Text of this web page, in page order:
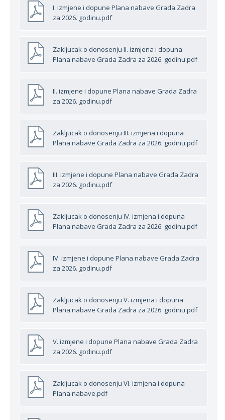
I. izmjene i dopune Plana nabave Grada Zadra
za 2026. godinu.pdf
Zakljucak o donosenju II. izmjena i dopuna
Plana nabave Grada Zadra za 2026. godinu.pdf
II. izmjene i dopune Plana nabave Grada Zadra
za 2026. godinu.pdf
Zakljucak o donosenju III. izmjena i dopuna
Plana nabave Grada Zadra za 2026. godinu.pdf
III. izmjene i dopune Plana nabave Grada Zadra
za 2026. godinu.pdf
Zakljucak o donosenju IV. izmjena i dopuna
Plana nabave Grada Zadra za 2026. godinu.pdf
IV. izmjene i dopune Plana nabave Grada Zadra
za 2026. godinu.pdf
Zakljucak o donosenju V. izmjena i dopuna
Plana nabave Grada Zadra za 2026. godinu.pdf
V. izmjene i dopune Plana nabave Grada Zadra
za 2026. godinu.pdf
Zakljucak o donosenju VI. izmjena i dopuna
Plana nabave.pdf